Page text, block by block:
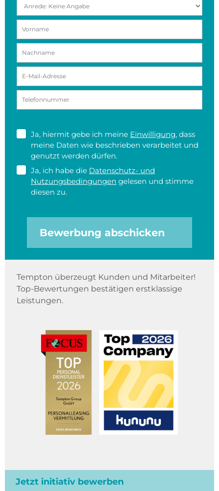
Ja, hiermit gebe ich meine Einwilligung, dass
meine Daten wie beschrieben verarbeitet und
genutzt werden dürfen.
Ja, ich habe die Datenschutz- und
Nutzungsbedingungen gelesen und stimme
diesen zu.
Bewerbung abschicken
Tempton überzeugt Kunden und Mitarbeiter!
Top-Bewertungen bestätigen erstklassige
Leistungen.
Jetzt initiativ bewerben